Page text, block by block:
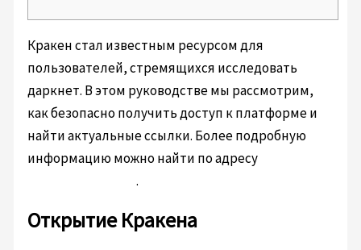
Кракен стал известным ресурсом для
пользователей, стремящихся исследовать
даркнет. В этом руководстве мы рассмотрим,
как безопасно получить доступ к платформе и
найти актуальные ссылки. Более подробную
информацию можно найти по адресу
https://kra2at.com.
Открытие Кракена